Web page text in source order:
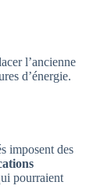
l’ancienne
d’énergie.
imposent des
pourraient